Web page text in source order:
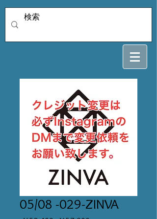
05/08 -029-ZINVA